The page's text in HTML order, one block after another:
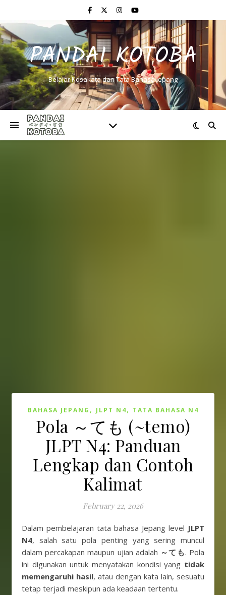
PANDAI KOTOBA
Belajar Kosakata dan Tata Bahasa Jepang
BAHASA JEPANG , JLPT N4, TATA BAHASA N4
Pola ～ても (~temo)
JLPT N4: Panduan
Lengkap dan Contoh
Kalimat
February 22, 2026
Dalam pembelajaran tata bahasa Jepang level JLPT
N4, salah satu pola penting yang sering muncul
dalam percakapan maupun ujian adalah ～ても. Pola
ini digunakan untuk menyatakan kondisi yang tidak
memengaruhi hasil, atau dengan kata lain, sesuatu
tetap terjadi meskipun ada keadaan tertentu.